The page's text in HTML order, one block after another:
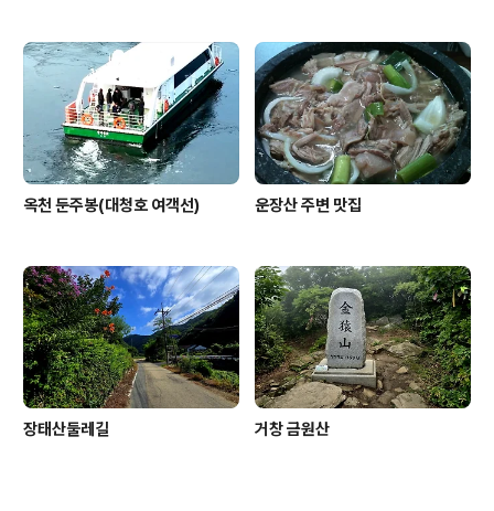
옥천 둔주봉(대청호 여객선) 운장산 주변 맛집
장태산둘레길 거창 금원산